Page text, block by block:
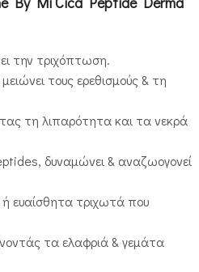
την τριχόπτωση.
τους ερεθισμούς & τη
τη λιπαρότητα και τα νεκρά
δυναμώνει & αναζωογονεί
ή ευαίσθητα τριχωτά που
τα ελαφριά & γεμάτα